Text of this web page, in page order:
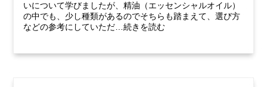
いについて学びましたが、精油（エッセンシャルオイル）
の中でも、少し種類があるのでそちらも踏まえて、選び方
などの参考にしていただ…続きを読む